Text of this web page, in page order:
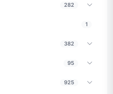
282
1
382
95
925